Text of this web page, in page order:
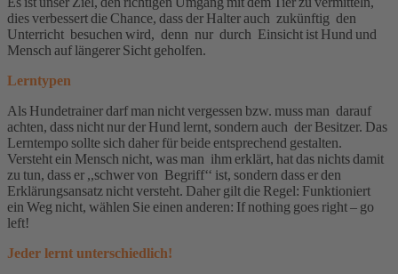
dies verbessert die Chance, dass der Halter auch zukünftig den
Unterricht besuchen wird, denn nur durch Einsicht ist Hund und
Mensch auf längerer Sicht geholfen.
Lerntypen
Als Hundetrainer darf man nicht vergessen bzw. muss man darauf
achten, dass nicht nur der Hund lernt, sondern auch der Besitzer. Das
Lerntempo sollte sich daher für beide entsprechend gestalten.
Versteht ein Mensch nicht, was man ihm erklärt, hat das nichts damit
zu tun, dass er ,,schwer von Begriff‘‘ ist, sondern dass er den
Erklärungsansatz nicht versteht. Daher gilt die Regel: Funktioniert
ein Weg nicht, wählen Sie einen anderen: If nothing goes right – go
left!
Jeder lernt unterschiedlich!